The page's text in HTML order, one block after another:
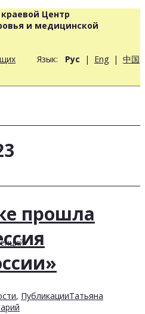
Центр
и медицинской
Язык: Рус | Eng | 中国
прошла
, ПубликацииТатьяна